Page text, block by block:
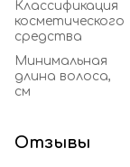
Классификация
косметического
средства
Минимальная
длина волоса,
см
Отзывы